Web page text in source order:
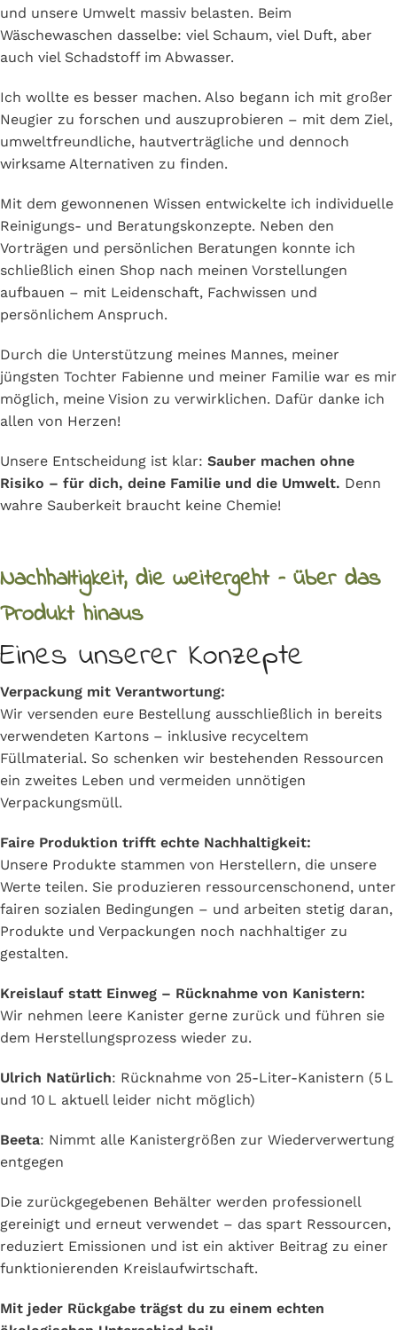
und unsere Umwelt massiv belasten. Beim
Wäschewaschen dasselbe: viel Schaum, viel Duft, aber
auch viel Schadstoff im Abwasser.
Ich wollte es besser machen. Also begann ich mit großer
Neugier zu forschen und auszuprobieren – mit dem Ziel,
umweltfreundliche, hautverträgliche und dennoch
wirksame Alternativen zu finden.
Mit dem gewonnenen Wissen entwickelte ich individuelle
Reinigungs- und Beratungskonzepte. Neben den
Vorträgen und persönlichen Beratungen konnte ich
schließlich einen Shop nach meinen Vorstellungen
aufbauen – mit Leidenschaft, Fachwissen und
persönlichem Anspruch.
Durch die Unterstützung meines Mannes, meiner
jüngsten Tochter Fabienne und meiner Familie war es mir
möglich, meine Vision zu verwirklichen. Dafür danke ich
allen von Herzen!
Unsere Entscheidung ist klar: Sauber machen ohne
Risiko – für dich, deine Familie und die Umwelt. Denn
wahre Sauberkeit braucht keine Chemie!
Nachhaltigkeit, die weitergeht – über das
Produkt hinaus
Eines unserer Konzepte
Verpackung mit Verantwortung:
Wir versenden eure Bestellung ausschließlich in bereits
verwendeten Kartons – inklusive recyceltem
Füllmaterial. So schenken wir bestehenden Ressourcen
ein zweites Leben und vermeiden unnötigen
Verpackungsmüll.
Faire Produktion trifft echte Nachhaltigkeit:
Unsere Produkte stammen von Herstellern, die unsere
Werte teilen. Sie produzieren ressourcenschonend, unter
fairen sozialen Bedingungen – und arbeiten stetig daran,
Produkte und Verpackungen noch nachhaltiger zu
gestalten.
Kreislauf statt Einweg – Rücknahme von Kanistern:
Wir nehmen leere Kanister gerne zurück und führen sie
dem Herstellungsprozess wieder zu.
Ulrich Natürlich: Rücknahme von 25-Liter-Kanistern (5 L
und 10 L aktuell leider nicht möglich)
Beeta: Nimmt alle Kanistergrößen zur Wiederverwertung
entgegen
Die zurückgegebenen Behälter werden professionell
gereinigt und erneut verwendet – das spart Ressourcen,
reduziert Emissionen und ist ein aktiver Beitrag zu einer
funktionierenden Kreislaufwirtschaft.
Mit jeder Rückgabe trägst du zu einem echten